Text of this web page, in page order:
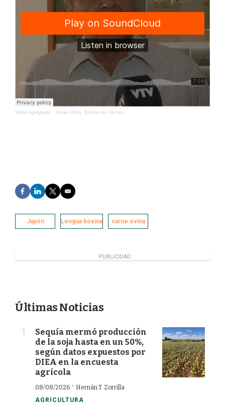
Valor Agregado · Jorge Dimu, Broker de carnes
F
a
b
k
L
i
k
e
n
T
w
t
E
m
i
l
Japón Lengua bovina carne ovina
PUBLICIDAD
Últimas Noticias
Sequía mermó producción
de la soja hasta en un 50%,
según datos expuestos por
DIEA en la encuesta
agrícola
08/08/2026 · Hernán T. Zorrilla
AGRICULTURA